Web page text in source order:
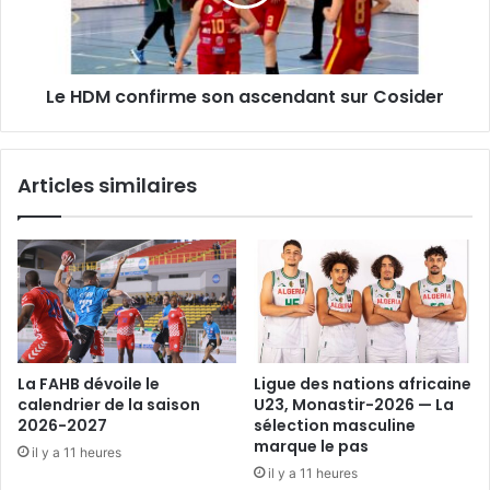
Le HDM confirme son ascendant sur Cosider
Articles similaires
La FAHB dévoile le
calendrier de la saison
2026-2027
il y a 11 heures
Ligue des nations africaine
U23, Monastir-2026 — La
sélection masculine
marque le pas
il y a 11 heures